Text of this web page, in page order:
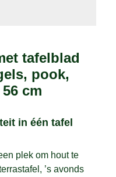
tafelblad
pook,
cm
in één tafel
plek om hout te
’s avonds